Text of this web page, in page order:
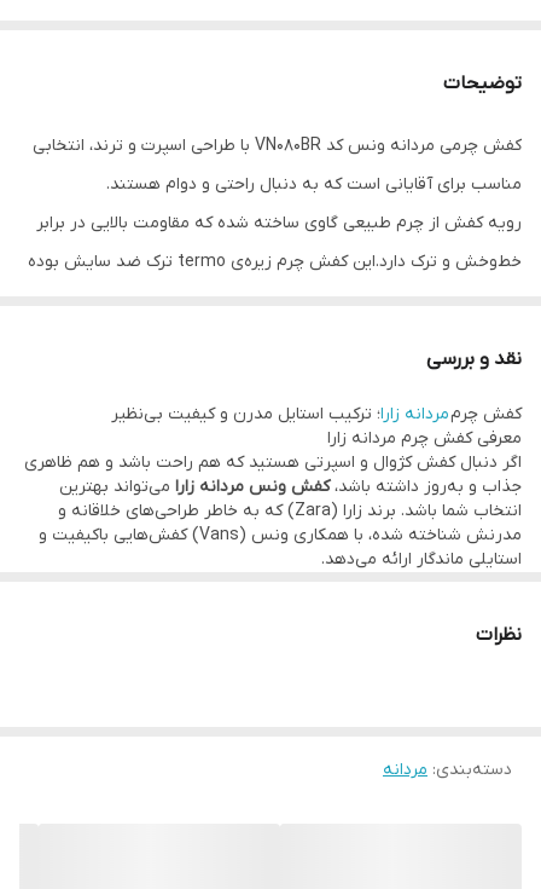
توضیحات
کفش چرمی مردانه ونس کد VN080BR با طراحی اسپرت و ترند، انتخابی
مناسب برای آقایانی است که به دنبال راحتی و دوام هستند.
رویه کفش از چرم طبیعی گاوی ساخته شده که مقاومت بالایی در برابر
خط‌وخش و ترک دارد.این کفش چرم زیره‌ی termo ترک ضد سایش بوده
و کژوال است و برای محیط کار، مهمانی و استفاده روزانه گزینه‌ای ایده‌آل
محسوب می‌شود.
اگه یه کفش چرم ونس مناسب روزمره میخوای همین الان ثبت سفارش
کن
نقد و بررسی
کفش چرممردانه زارا؛ ترکیب استایل مدرن و کیفیت بی‌نظیر
معرفی کفش چرم مردانه زارا
اگر دنبال کفش کژوال و اسپرتی هستید که هم راحت باشد و هم ظاهری
جذاب و به‌روز داشته باشد،کفش ونس مردانه زارا می‌تواند بهترین
انتخاب شما باشد. برند زارا (Zara) که به خاطر طراحی‌های خلاقانه و
مدرنش شناخته شده، با همکاری ونس (Vans) کفش‌هایی باکیفیت و
استایلی ماندگار ارائه می‌دهد.
کفش ونس مردانه زارا بر اساس مدل‌های محبوب ونس ساخته شده اما
نظرات
دسته‌بندی: مردانه